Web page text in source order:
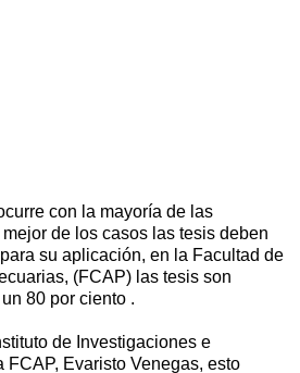
con la mayoría de las
de los casos las tesis deben
su aplicación, en la Facultad de
(FCAP) las tesis son
80 por ciento .
de Investigaciones e
FCAP, Evaristo Venegas, esto